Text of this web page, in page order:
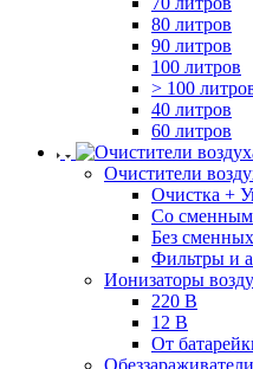
80 литров
90 литров
100 литров
> 100
40 литров
60 литров
Очистители
Очистка +
Cо
Без
Фильтры и
Ионизаторы
220 В
12 В
От
Обеззараживатели